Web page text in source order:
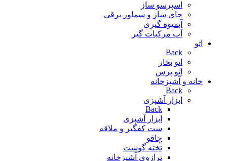
اسپرسو ساز
چای ساز و سماور برقی
آبمیوه گیری
آب مرکبات گیر
اتو
Back
اتو بخار
اتو پرس
خانه و آشپزخانه
Back
ابزار آشپزی
Back
ابزار آشپزی
ست کفگیر و ملاقه
چاقو
تخته گوشت
ترازوی آشپزخانه